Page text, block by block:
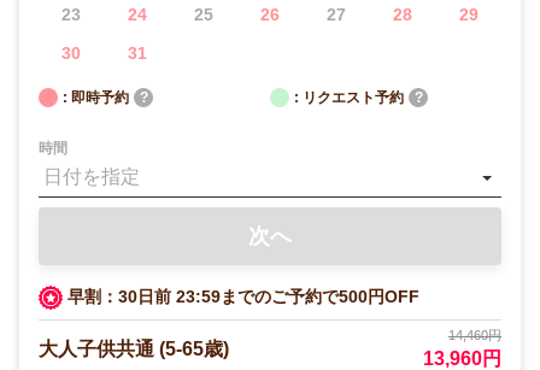
23
24 25 26 27 28
29
30
31
: 即時予約 ? : リクエスト予約 ?
時間
次へ
早割：30日前 23:59までのご予約で500円OFF
大人子供共通 (5-65歳)
14,460円
13,960円